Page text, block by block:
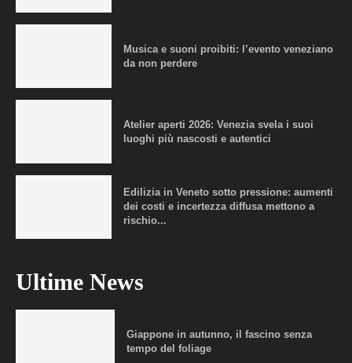
Musica e suoni proibiti: l’evento veneziano
da non perdere
Atelier aperti 2026: Venezia svela i suoi
luoghi più nascosti e autentici
Edilizia in Veneto sotto pressione: aumenti
dei costi e incertezza diffusa mettono a
rischio...
Ultime News
Giappone in autunno, il fascino senza
tempo del foliage